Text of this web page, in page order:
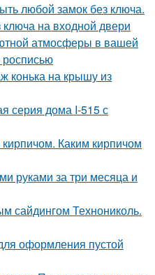
любой замок без ключа.
на входной двери
атмосферы в вашей
конька на крышу из
серия дома I-515 с
Каким кирпичом
руками за три месяца и
сайдингом Технониколь.
оформления пустой